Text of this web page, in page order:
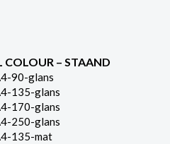
COLOUR – STAAND
90-glans
135-glans
170-glans
250-glans
135-mat